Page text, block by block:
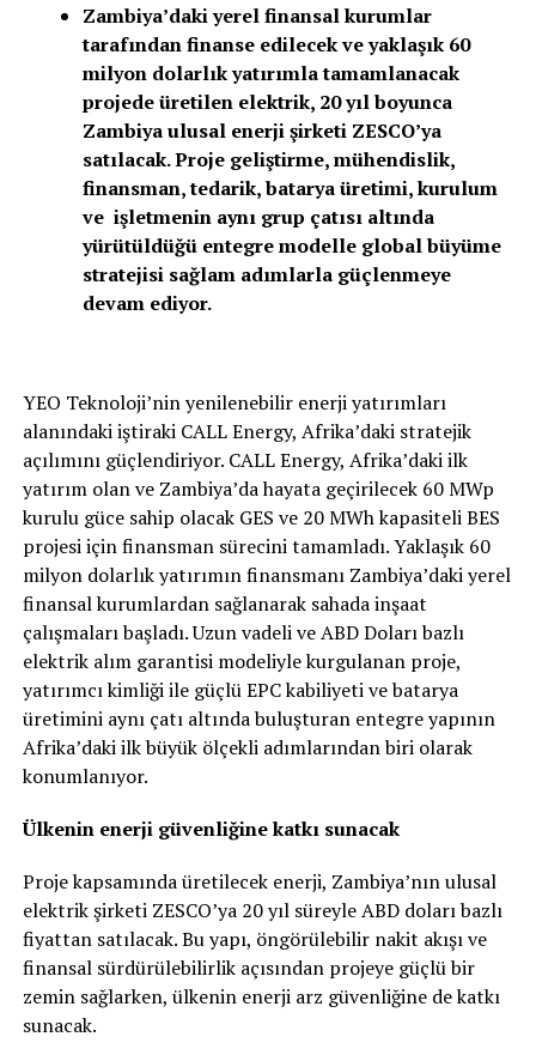
Zambiya’daki yerel finansal kurumlar
tarafından finanse edilecek ve yaklaşık 60
milyon dolarlık yatırımla tamamlanacak
projede üretilen elektrik, 20 yıl boyunca
Zambiya ulusal enerji şirketi ZESCO’ya
satılacak. Proje geliştirme, mühendislik,
finansman, tedarik, batarya üretimi, kurulum
ve işletmenin aynı grup çatısı altında
yürütüldüğü entegre modelle global büyüme
stratejisi sağlam adımlarla güçlenmeye
devam ediyor.
YEO Teknoloji’nin yenilenebilir enerji yatırımları
alanındaki iştiraki CALL Energy, Afrika’daki stratejik
açılımını güçlendiriyor. CALL Energy, Afrika’daki ilk
yatırım olan ve Zambiya’da hayata geçirilecek 60 MWp
kurulu güce sahip olacak GES ve 20 MWh kapasiteli BES
projesi için finansman sürecini tamamladı. Yaklaşık 60
milyon dolarlık yatırımın finansmanı Zambiya’daki yerel
finansal kurumlardan sağlanarak sahada inşaat
çalışmaları başladı. Uzun vadeli ve ABD Doları bazlı
elektrik alım garantisi modeliyle kurgulanan proje,
yatırımcı kimliği ile güçlü EPC kabiliyeti ve batarya
üretimini aynı çatı altında buluşturan entegre yapının
Afrika’daki ilk büyük ölçekli adımlarından biri olarak
konumlanıyor.
Ülkenin enerji güvenliğine katkı sunacak
Proje kapsamında üretilecek enerji, Zambiya’nın ulusal
elektrik şirketi ZESCO’ya 20 yıl süreyle ABD doları bazlı
fiyattan satılacak. Bu yapı, öngörülebilir nakit akışı ve
finansal sürdürülebilirlik açısından projeye güçlü bir
zemin sağlarken, ülkenin enerji arz güvenliğine de katkı
sunacak.